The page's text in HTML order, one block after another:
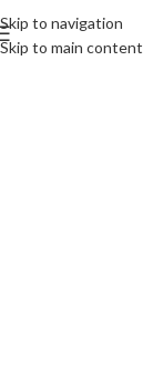
Skip to navigation
Skip to main content